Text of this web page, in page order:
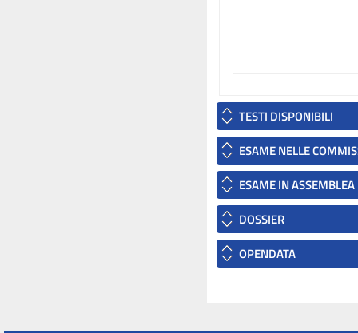
TESTI DISPONIBILI
ESAME NELLE
ESAME IN ASSEMBLEA
DOSSIER
OPENDATA